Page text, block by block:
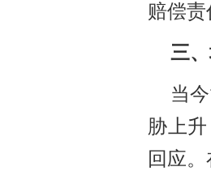
赔偿责
三、
当
胁上
回应